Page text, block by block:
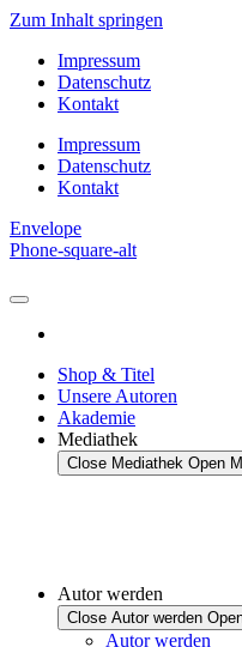
Zum Inhalt springen
Impressum
Datenschutz
Kontakt
Impressum
Datenschutz
Kontakt
Envelope
Phone-square-alt
Shop & Titel
Unsere Autoren
Akademie
Mediathek
Close Mediathek Open
Autor werden
Close Autor werden
Autor werden